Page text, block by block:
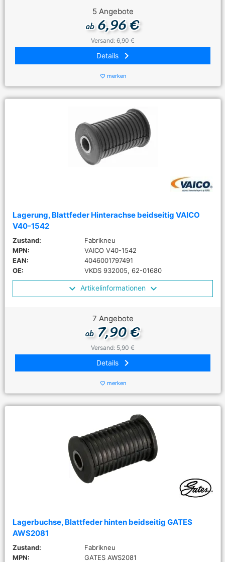
5 Angebote
ab6,96 €
Versand: 6,90 €
Details keyboard_arrow_right
favorite_border merken
Lagerung, Blattfeder Hinterachse beidseitig VAICO
V40-1542
Zustand:
Fabrikneu
MPN:
VAICO V40-1542
EAN:
4046001797491
OE:
VKDS 932005, 62-01680
Artikelinformationen
7 Angebote
ab7,90 €
Versand: 5,90 €
Details keyboard_arrow_right
favorite_border merken
Lagerbuchse, Blattfeder hinten beidseitig GATES
AWS2081
Zustand:
Fabrikneu
MPN:
GATES AWS2081